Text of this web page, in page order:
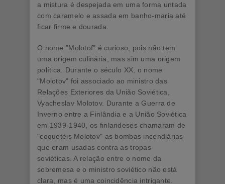
a mistura é despejada em uma forma untada
com caramelo e assada em banho-maria até
ficar firme e dourada.
O nome "Molotof" é curioso, pois não tem
uma origem culinária, mas sim uma origem
política. Durante o século XX, o nome
"Molotov" foi associado ao ministro das
Relações Exteriores da União Soviética,
Vyacheslav Molotov. Durante a Guerra de
Inverno entre a Finlândia e a União Soviética
em 1939-1940, os finlandeses chamaram de
"coquetéis Molotov" as bombas incendiárias
que eram usadas contra as tropas
soviéticas. A relação entre o nome da
sobremesa e o ministro soviético não está
clara, mas é uma coincidência intrigante.